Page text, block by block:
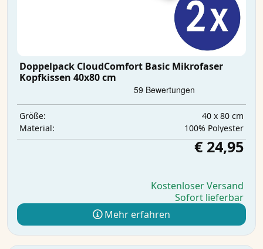
Doppelpack CloudComfort Basic Mikrofaser
Kopfkissen 40x80 cm
Größe:
40 x 80 cm
Material:
‎100% Polyester
€ 24,95
Kostenloser Versand
Sofort lieferbar
Mehr erfahren